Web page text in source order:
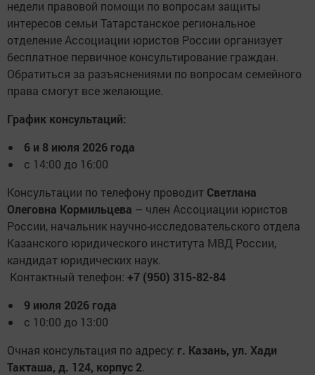
недели правовой помощи по вопросам защиты
интересов семьи Татарстанское региональное
отделение Ассоциации юристов России организует
бесплатное первичное консультирование граждан.
Обратиться за разъяснениями по вопросам семейного
права смогут все желающие.
График консультаций:
6 и 8 июля 2026 года
с 14:00 до 16:00
Консультации по телефону проводит Светлана
Олеговна Кормильцева – член Ассоциации юристов
России, начальник научно-исследовательского отдела
Казанского юридического института МВД России,
кандидат юридических наук.
Контактный телефон: +7 (950) 315-82-84
9 июля 2026 года
с 10:00 до 13:00
Очная консультация по адресу: г. Казань, ул. Хади
Такташа, д. 124, корпус 2.